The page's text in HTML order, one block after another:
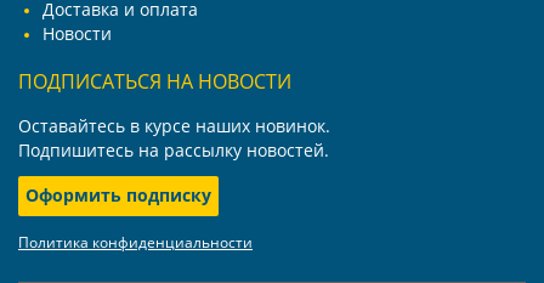
Доставка и оплата
Новости
ПОДПИСАТЬСЯ НА НОВОСТИ
Оставайтесь в курсе наших новинок.
Подпишитесь на рассылку новостей.
Оформить подписку
Политика конфиденциальности